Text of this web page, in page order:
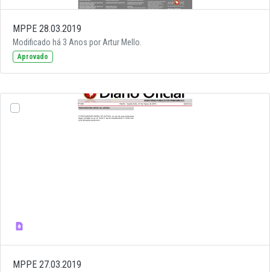
MPPE 28.03.2019
Modificado há 3 Anos por Artur Mello.
Aprovado
MPPE 27.03.2019